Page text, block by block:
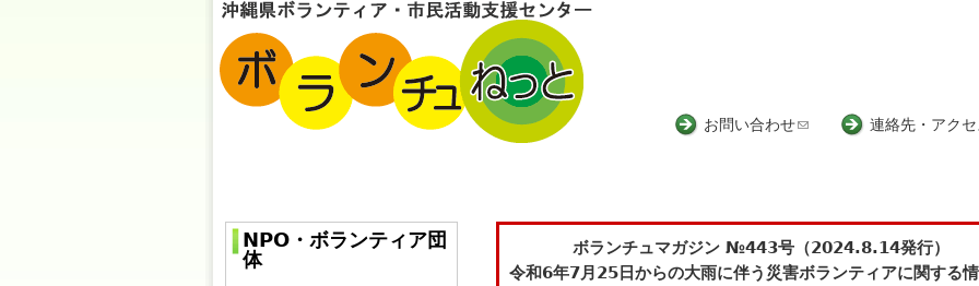
お問い合わせ(
k
e
連絡先・アク
ボランチュマガジン №443号（2024.8.14発行）
令和6年7月25日からの大雨に伴う災害ボランティアに関する
NPO・ボランティア団
体